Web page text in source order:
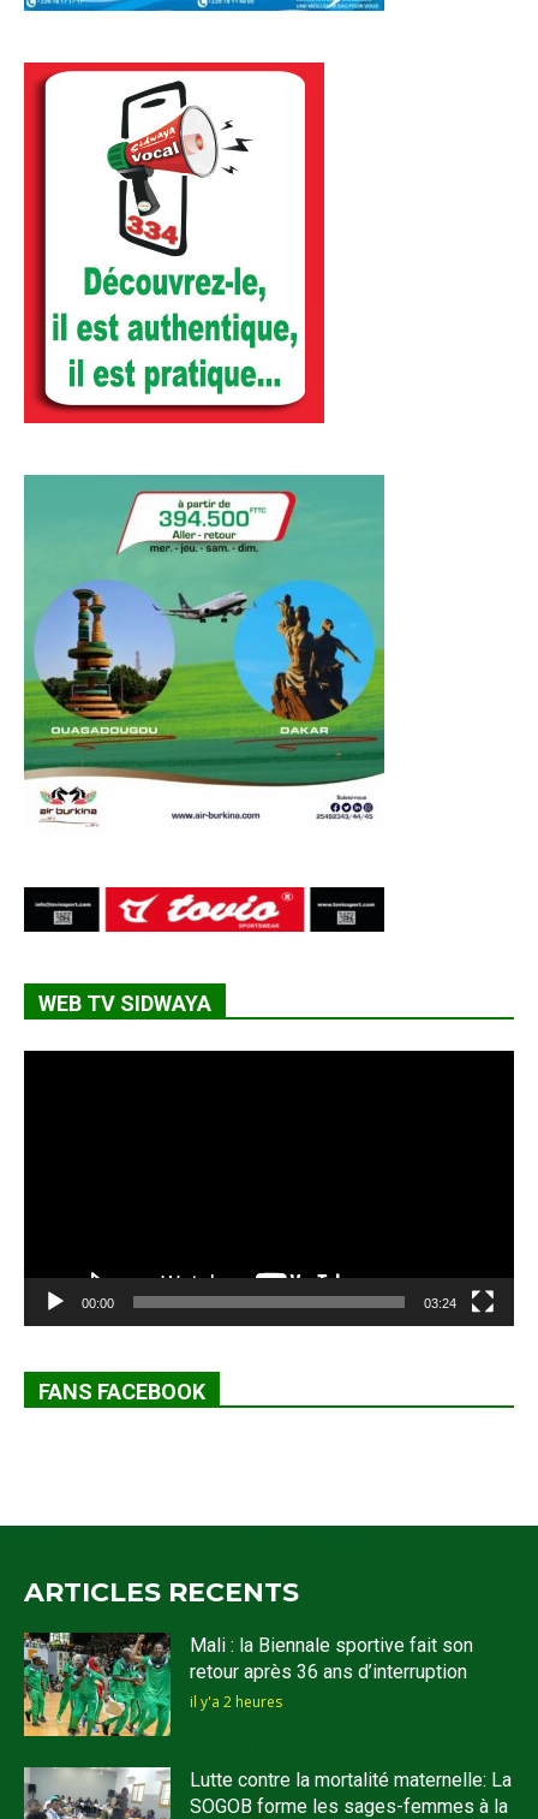
WEB TV SIDWAYA
00:00 03:24
FANS FACEBOOK
ARTICLES RECENTS
Mali : la Biennale sportive fait son
retour après 36 ans d’interruption
il y'a 2 heures
Lutte contre la mortalité maternelle: La
SOGOB forme les sages-femmes à la